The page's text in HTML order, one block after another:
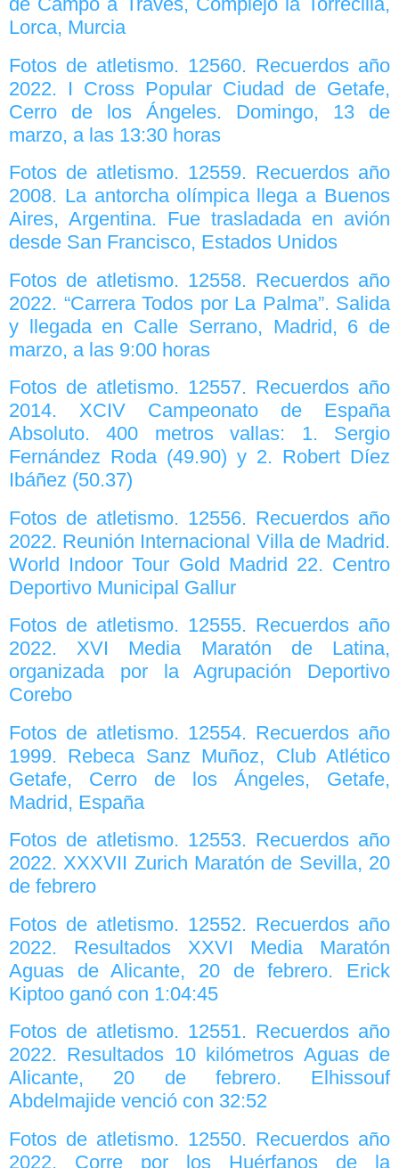
Lorca, Murcia
Fotos de atletismo. 12560. Recuerdos año
2022. I Cross Popular Ciudad de Getafe,
Cerro de los Ángeles. Domingo, 13 de
marzo, a las 13:30 horas
Fotos de atletismo. 12559. Recuerdos año
2008. La antorcha olímpica llega a Buenos
Aires, Argentina. Fue trasladada en avión
desde San Francisco, Estados Unidos
Fotos de atletismo. 12558. Recuerdos año
2022. “Carrera Todos por La Palma”. Salida
y llegada en Calle Serrano, Madrid, 6 de
marzo, a las 9:00 horas
Fotos de atletismo. 12557. Recuerdos año
2014. XCIV Campeonato de España
Absoluto. 400 metros vallas: 1. Sergio
Fernández Roda (49.90) y 2. Robert Díez
Ibáñez (50.37)
Fotos de atletismo. 12556. Recuerdos año
2022. Reunión Internacional Villa de Madrid.
World Indoor Tour Gold Madrid 22. Centro
Deportivo Municipal Gallur
Fotos de atletismo. 12555. Recuerdos año
2022. XVI Media Maratón de Latina,
organizada por la Agrupación Deportivo
Corebo
Fotos de atletismo. 12554. Recuerdos año
1999. Rebeca Sanz Muñoz, Club Atlético
Getafe, Cerro de los Ángeles, Getafe,
Madrid, España
Fotos de atletismo. 12553. Recuerdos año
2022. XXXVII Zurich Maratón de Sevilla, 20
de febrero
Fotos de atletismo. 12552. Recuerdos año
2022. Resultados XXVI Media Maratón
Aguas de Alicante, 20 de febrero. Erick
Kiptoo ganó con 1:04:45
Fotos de atletismo. 12551. Recuerdos año
2022. Resultados 10 kilómetros Aguas de
Alicante, 20 de febrero. Elhissouf
Abdelmajide venció con 32:52
Fotos de atletismo. 12550. Recuerdos año
2022. Corre por los Huérfanos de la